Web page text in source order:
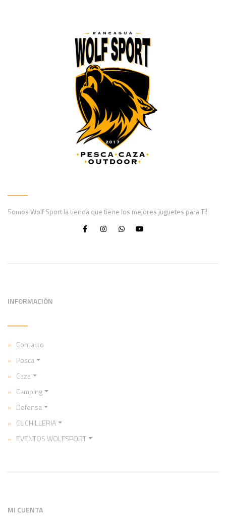
Somos Wolf Sport la tienda que tiene los mejores juguetes para Ti!
INFORMACIÓN
Contacto
Pesca
Caza
Camping
Defensa
CUCHILLERIA
EVENTOS WOLFSPORT
MI CUENTA